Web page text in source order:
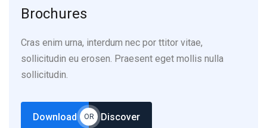
Brochures
Cras enim urna, interdum nec por ttitor vitae,
sollicitudin eu erosen. Praesent eget mollis nulla
sollicitudin.
Download OR Discover